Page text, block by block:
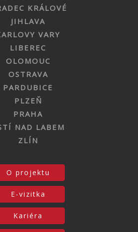
KRÁLOVÉ
JIHLAVA
VARY
LIBEREC
OLOMOUC
OSTRAVA
PARDUBICE
PLZEŇ
PRAHA
NAD LABEM
ZLÍN
O projektu
E-vizitka
Kariéra